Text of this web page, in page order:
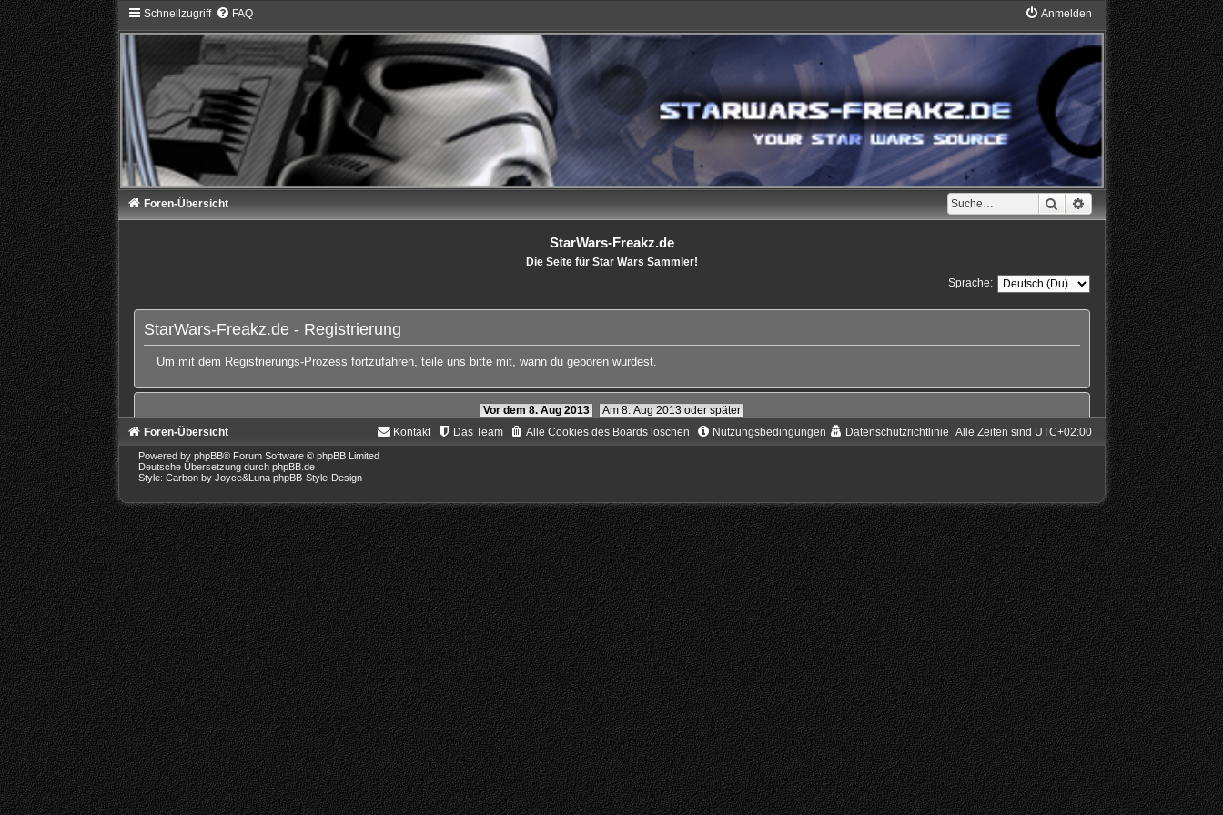
Schnellzugriff FAQ Anmelden
Suche Erweiterte Suche
Foren-Übersicht
StarWars-Freakz.de
Die Seite für Star Wars Sammler!
Sprache:
StarWars-Freakz.de - Registrierung
Um mit dem Registrierungs-Prozess fortzufahren, teile uns bitte mit, wann du geboren wurdest.
Vor dem 8. Aug 2013
Am 8. Aug 2013 oder später
Foren-Übersicht
Alle Zeiten sind UTC+02:00
Nutzungsbedingungen Datenschutzrichtlinie
Alle Cookies des Boards löschen
Das Team
Kontakt
Powered by phpBB® Forum Software © phpBB Limited
Deutsche Übersetzung durch phpBB.de
Style: Carbon by Joyce&Luna phpBB-Style-Design